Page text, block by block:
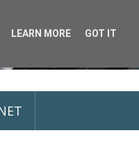
LEARN MORE GOT IT